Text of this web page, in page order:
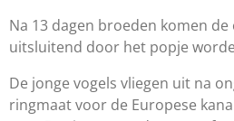
Na 13 dagen broeden komen de
uitsluitend door het popje
De jonge vogels vliegen uit na
ringmaat voor de Europese